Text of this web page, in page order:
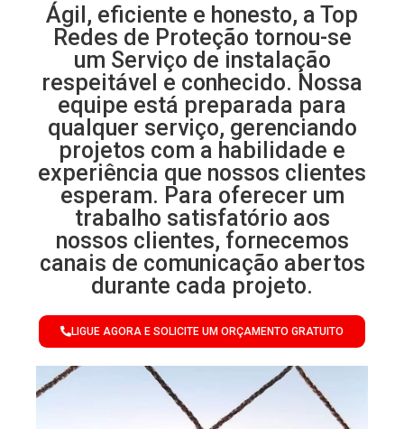
Ágil, eficiente e honesto, a Top
Redes de Proteção tornou-se
um Serviço de instalação
respeitável e conhecido. Nossa
equipe está preparada para
qualquer serviço, gerenciando
projetos com a habilidade e
experiência que nossos clientes
esperam. Para oferecer um
trabalho satisfatório aos
nossos clientes, fornecemos
canais de comunicação abertos
durante cada projeto.
LIGUE AGORA E SOLICITE UM ORÇAMENTO GRATUITO